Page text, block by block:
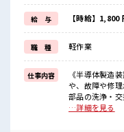
赴任時は現地までの移動
《無期雇用派遣=当社の
派遣先でじっくり長期で
しっかりとスキルアップ
高時給1800円なので…月
■職場の雰囲気
《男性スタッフさん活
さらに超大手企業のスキ
給 与 【時給】1,800
職 種 軽作業
仕事内容
《半導体製造
や、故障や修
部品の洗浄・交換をお任せ！ ※
スタートにもピッタリ♪ ■お仕事PR お
…詳細を見る